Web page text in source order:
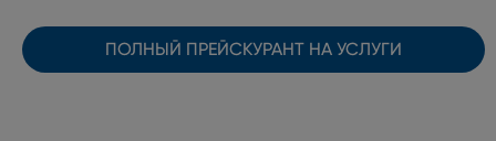
ПОЛНЫЙ ПРЕЙСКУРАНТ НА УСЛУГИ